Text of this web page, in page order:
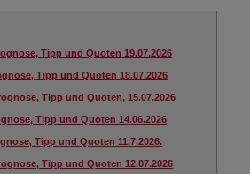
Tipp und Quoten 19.07.2026
Tipp und Quoten 18.07.2026
Tipp und Quoten, 15.07.2026
Tipp und Quoten 14.06.2026
Tipp und Quoten 11.7.2026.
Tipp und Quoten 12.07.2026